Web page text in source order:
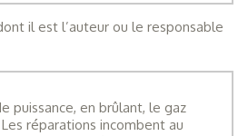
il est l’auteur ou le responsable
puissance, en brûlant, le gaz
réparations incombent au